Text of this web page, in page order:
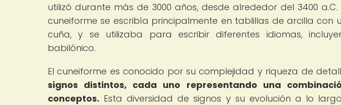
utilizó durante más de 3000 años, desde alrededor del 3400
cuneiforme se escribía principalmente en tablillas de arcilla con
cuña, y se utilizaba para escribir diferentes idiomas,
babilónico.
El cuneiforme es conocido por su complejidad y riqueza de
signos distintos, cada uno representando una
conceptos. Esta diversidad de signos y su evolución a lo